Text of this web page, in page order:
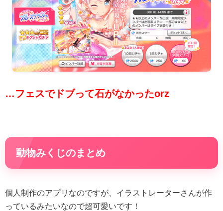
…フェスでドブって石がなかったorz
動物みくじのまとめ
個人制作のアプリなのですが、イラストレーターさんが作
っているみたいなので超可愛いです！